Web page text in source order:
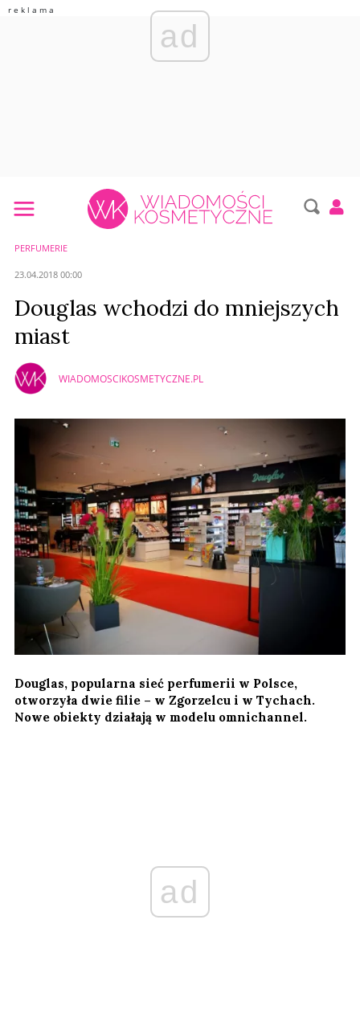
ad
PERFUMERIE
23.04.2018 00:00
Douglas wchodzi do mniejszych
miast
WIADOMOSCIKOSMETYCZNE.PL
Douglas, popularna sieć perfumerii w Polsce,
otworzyła dwie filie – w Zgorzelcu i w Tychach.
Nowe obiekty działają w modelu omnichannel.
ad